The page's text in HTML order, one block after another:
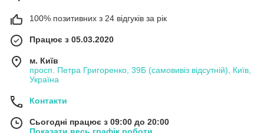
100% позитивних з 24 відгуків за рік
Працює з 05.03.2020
м. Київ
просп. Петра Григоренко, 39Б (самовивіз відсутній), Київ,
Україна
Контакти
Сьогодні працює з 09:00 до 20:00
Показати весь графік роботи